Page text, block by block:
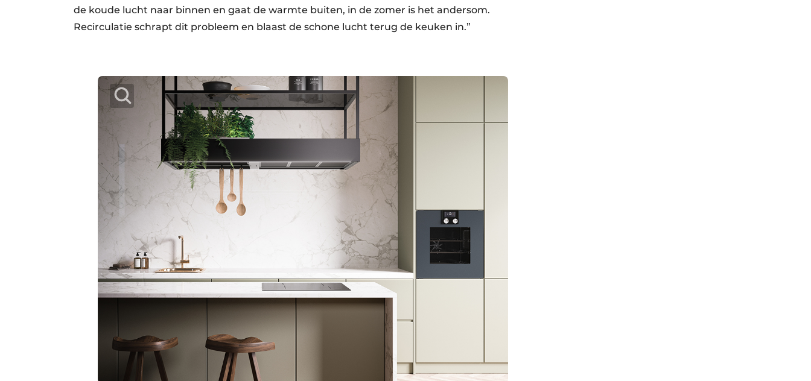
de koude lucht naar binnen en gaat de warmte buiten, in de zomer is het andersom.
Recirculatie schrapt dit probleem en blaast de schone lucht terug de keuken in.”